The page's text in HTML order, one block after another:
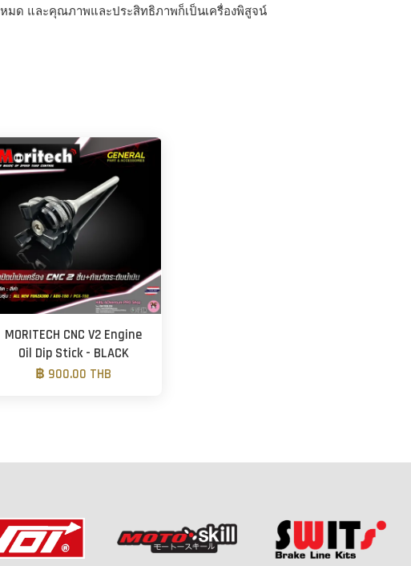
มด และคุณภาพและประสิทธิภาพก็เป็นเครื่องพิสูจน์
MORITECH CNC V2 Engine
Oil Dip Stick - BLACK
฿ 900.00 THB